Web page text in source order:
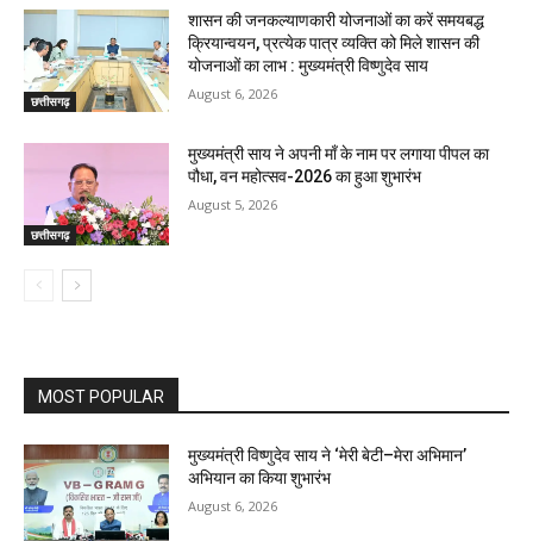
छत्तीसगढ़
शासन की जनकल्याणकारी योजनाओं का करें समयबद्ध
क्रियान्वयन, प्रत्येक पात्र व्यक्ति को मिले शासन की
योजनाओं का लाभ : मुख्यमंत्री विष्णुदेव साय
August 6, 2026
छत्तीसगढ़
मुख्यमंत्री साय ने अपनी माँ के नाम पर लगाया पीपल का
पौधा, वन महोत्सव-2026 का हुआ शुभारंभ
August 5, 2026
MOST POPULAR
मुख्यमंत्री विष्णुदेव साय ने ‘मेरी बेटी–मेरा अभिमान’
अभियान का किया शुभारंभ
August 6, 2026